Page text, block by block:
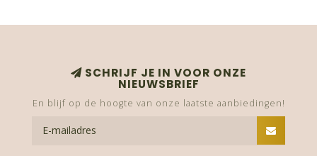
SCHRIJF JE IN VOOR ONZE
NIEUWSBRIEF
En blijf op de hoogte van onze laatste aanbiedingen!